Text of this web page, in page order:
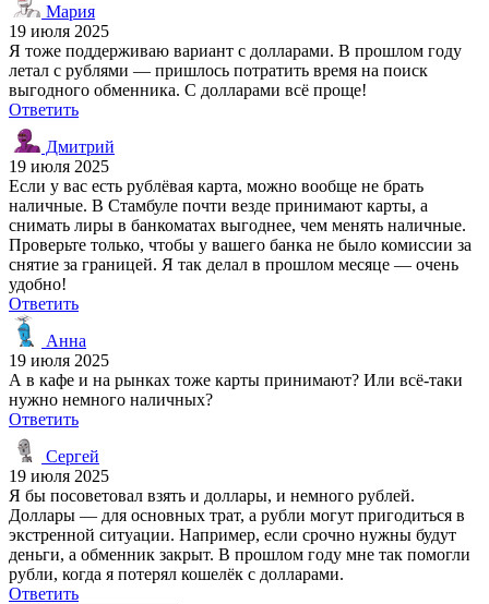
Мария
19 июля 2025
Я тоже поддерживаю вариант с долларами. В прошлом году
летал с рублями — пришлось потратить время на поиск
выгодного обменника. С долларами всё проще!
Ответить
Дмитрий
19 июля 2025
Если у вас есть рублёвая карта, можно вообще не брать
наличные. В Стамбуле почти везде принимают карты, а
снимать лиры в банкоматах выгоднее, чем менять наличные.
Проверьте только, чтобы у вашего банка не было комиссии за
снятие за границей. Я так делал в прошлом месяце — очень
удобно!
Ответить
Анна
19 июля 2025
А в кафе и на рынках тоже карты принимают? Или всё-таки
нужно немного наличных?
Ответить
Сергей
19 июля 2025
Я бы посоветовал взять и доллары, и немного рублей.
Доллары — для основных трат, а рубли могут пригодиться в
экстренной ситуации. Например, если срочно нужны будут
деньги, а обменник закрыт. В прошлом году мне так помогли
рубли, когда я потерял кошелёк с долларами.
Ответить